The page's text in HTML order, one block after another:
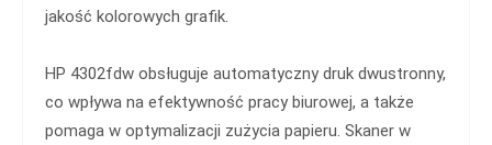
jakość kolorowych grafik.
HP 4302fdw obsługuje automatyczny druk dwustronny,
co wpływa na efektywność pracy biurowej, a także
pomaga w optymalizacji zużycia papieru. Skaner w